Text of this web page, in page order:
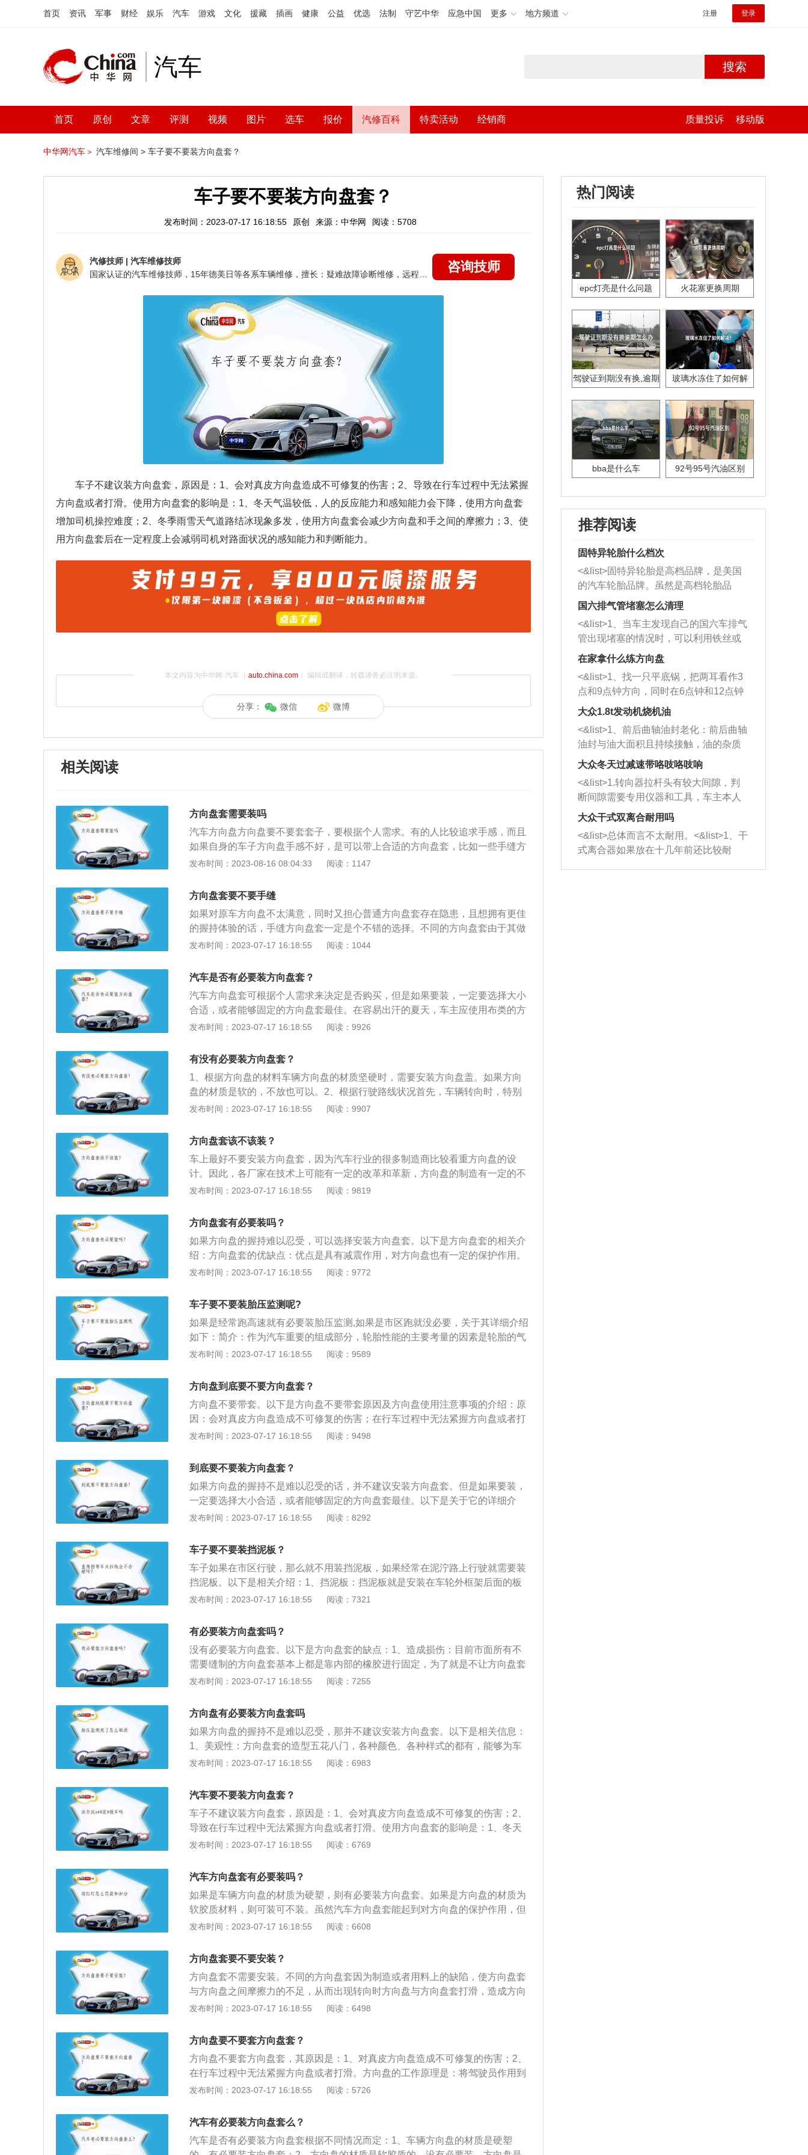
首页 资讯 军事 财经 娱乐 汽车 游戏 文化 援藏 插画 健康 公益 优选 法制 守艺中华 应急中国 更多 地方频道 注册 登录
汽车 搜索
首页 原创 文章 评测 视频 图片 选车 报价 汽修百科 特卖活动 经销商 质量投诉 移动版
中华网汽车＞ 汽车维修间 > 车子要不要装方向盘套？
车子要不要装方向盘套？
发布时间：2023-07-17 16:18:55 原创 来源：中华网 阅读：5708
汽修技师 | 汽车维修技师
咨询技师
车子不建议装方向盘套，原因是：1、会对真皮方向盘造成不可修复的伤害；2、导致在行车过程中无法紧握
方向盘或者打滑。使用方向盘套的影响是：1、冬天气温较低，人的反应能力和感知能力会下降，使用方向盘套
增加司机操控难度；2、冬季雨雪天气道路结冰现象多发，使用方向盘套会减少方向盘和手之间的摩擦力；3、使
用方向盘套后在一定程度上会减弱司机对路面状况的感知能力和判断能力。
本文内容为中华网·汽车（ auto.china.com）编辑或翻译，转载请务必注明来源。
分享： 微信 微博
相关阅读
方向盘套需要装吗
汽车方向盘方向盘要不要套套子，要根据个人需求。有的人比较追求手感，而且
如果自身的车子方向盘手感不好，是可以带上合适的方向盘套，比如一些手缝方
向盘套，质量和手感都比较不错。如果是新车，其实大多数新车都不需要戴上方
向盘套就比较多余了，可能会影响到手感，而且买了劣质的方向盘套的话可能会
了，这种情况下可以重新换一个方向盘或者是选择装上方向盘套。注意对于汽车
方向盘套，不要选择那种容易打滑的方向盘套，比如毛茸茸类型的方向盘套，有
一些女生特别喜欢这样的装饰，其实是非常危险的，可以选择真皮防打滑的方向
发布时间：2023-08-16 08:04:33 阅读：1147
方向盘套要不要手缝
如果对原车方向盘不太满意，同时又担心普通方向盘套存在隐患，且想拥有更佳
的握持体验的话，手缝方向盘套一定是个不错的选择。不同的方向盘套由于其做
工和用料方面的缺陷，容易造成方向盘套与方向盘之间因摩擦力不足，而出现打
制，包裹在方向盘上相当的紧实，同时在方向盘三、六、九点钟位置的缝制，也
能起到极大的定位作用，所以手缝方向盘套不存在类似于普通方向盘套的安全隐
患。而且，其握持感更好，外观也更为精美、大气，在车内不仅不会产生廉价
感，反而能够提升整车的品质。
发布时间：2023-07-17 16:18:55 阅读：1044
汽车是否有必要装方向盘套？
汽车方向盘套可根据个人需求来决定是否购买，但是如果要装，一定要选择大小
合适，或者能够固定的方向盘套最佳。在容易出汗的夏天，车主应使用布类的方
向盘套，布类有很好的吸汗功能，防止手出汗时打滑。而到了寒冷的冬天，应使
盘套的好处：方向盘套的造型五花八门，各种颜色、各种样式的都有，能够增加
本，反应在方向盘上就是廉价的材质以及不太舒适的握感，而方向盘套的出现，
便可以极大的改善这一问题，能够增加方向盘的持握感；减震、防滑、卫生。方
向盘套的坏处：对真皮方向盘造成不可修复的伤害；导致在行车过程中无法紧握
位移对汽车驾驶有影响；过厚方向盘套还会阻碍驾驶员操作等。
发布时间：2023-07-17 16:18:55 阅读：9926
有没有必要装方向盘套？
1、根据方向盘的材料车辆方向盘的材质坚硬时，需要安装方向盘盖。如果方向
盘的材质是软的，不放也可以。2、根据行驶路线状况首先，车辆转向时，特别
是在非铺路路面或施工现场路面车辆行驶中的转向时，需要安装1个。因为车辆
会回到一定的反方向。安装方向盘盖后，两手握住方向盘的摩擦力增加，有利于
车辆方向的控制。3、根据车辆使用频度的高低和自身的特征车辆使用频率高的
情况下，为了不让方向盘打磨，需要安装方向盘护罩进行保护。另外，如果你
是“汗手”的话，需要安装棉质的把手套。这样可以吸收双手的汗，防止手在转向
车时滑动，提高方向盘的握力和方向盘的正确性。总的来说，方向盘的主要作用
还进行了一层包，有的还模仿皮，用真皮或其他材料进行了西装，装不装取决于
方向盘原厂的材质和材料如果原厂方向盘不好，防滑性和软减震耐磨性都不好，
转向时易滑，需要安装方向盘套。如果原厂方向盘各方面都好，就不必装上方向
发布时间：2023-07-17 16:18:55 阅读：9907
方向盘套该不该装？
车上最好不要安装方向盘套，因为汽车行业的很多制造商比较看重方向盘的设
计。因此，各厂家在技术上可能有一定的改革和革新，方向盘的制造有一定的不
同。另外，保护套作为汽车行业的副业，制造商可能不会下太大功夫，有可能是
装大的保护套，不是完全的贴合。开车的时候，方向盘的反应可能会变迟钝，有
发布时间：2023-07-17 16:18:55 阅读：9819
方向盘套有必要装吗？
如果方向盘的握持难以忍受，可以选择安装方向盘套。以下是方向盘套的相关介
绍：方向盘套的优缺点：优点是具有减震作用，对方向盘也有一定的保护作用。
缺点则是不需要缝制的方向盘套靠橡胶固定，对于原本的真皮方向盘会造成无法
应用：目前手缝方向盘已经成为一种主流，它规避了传统的方向盘套移位和手感
一般的缺点，但需要手工缝制，有一定的操作难度，并且价格偏高。
发布时间：2023-07-17 16:18:55 阅读：9772
车子要不要装胎压监测呢?
如果是经常跑高速就有必要装胎压监测,如果是市区跑就没必要，关于其详细介绍
如下：简介：作为汽车重要的组成部分，轮胎性能的主要考量的因素是轮胎的气
压，轮胎的气压过低或者过高都会影响轮胎的使用性能并且降低其使用寿命，最
致其转速比其他车轮快。通过比较轮胎之间的转速差别,以达到监视胎压的目的。
发布时间：2023-07-17 16:18:55 阅读：9589
方向盘到底要不要方向盘套？
方向盘不要带套。以下是方向盘不要带套原因及方向盘使用注意事项的介绍：原
因：会对真皮方向盘造成不可修复的伤害；在行车过程中无法紧握方向盘或者打
滑。使用注意事项：不能双手同时脱离方向盘；左右手放在方向盘上的位置不要
应；不能将手从方向盘的内侧握住方向盘；汽车停止不动时不要转动方向盘避免
造成转向系统损坏和轮胎磨损。
发布时间：2023-07-17 16:18:55 阅读：9498
到底要不要装方向盘套？
如果方向盘的握持不是难以忍受的话，并不建议安装方向盘套。但是如果要装，
一定要选择大小合适，或者能够固定的方向盘套最佳。以下是关于它的详细介
绍：介绍一：方向盘套的造型五花八门，各种颜色、各种样式的都有，能够为车
厂家会尽可能的压缩成本，反映在方向盘上就是廉价的材质以及不太舒适的握
感，而方向盘套的出现，便可以极大的改善这一问题。
发布时间：2023-07-17 16:18:55 阅读：8292
车子要不要装挡泥板？
车子如果在市区行驶，那么就不用装挡泥板，如果经常在泥泞路上行驶就需要装
挡泥板。以下是相关介绍：1、挡泥板：挡泥板就是安装在车轮外框架后面的板
式结构，通常为优质橡胶材质制造，也有采用工程塑料。挡泥板通常安装在自行
作用：主要作用是为了防止一些泥土溅到车身或人身上，导致车身或人身不美
发布时间：2023-07-17 16:18:55 阅读：7321
有必要装方向盘套吗？
没有必要装方向盘套。以下是方向盘套的缺点：1、造成损伤：目前市面所有不
需要缝制的方向盘套基本上都是靠内部的橡胶进行固定，为了就是不让方向盘套
移动，而在使用过程中这样的设计会对真皮方向盘造成无法修复的损伤。2、无
要手能紧紧地握住方向盘，做出迅速、精准的反应。但如果套上厚厚的方向盘
阻碍驾驶员操作。
发布时间：2023-07-17 16:18:55 阅读：7255
方向盘有必要装方向盘套吗
如果方向盘的握持不是难以忍受，那并不建议安装方向盘套。以下是相关信息：
1、美观性：方向盘套的造型五花八门，各种颜色、各种样式的都有，能够为车
内单调的内饰增添不少的姿色。2、增加握持感：由于某些定位和价格相对较低
适的握感，而方向盘套的出现，便可以极大的改善这一问题。3、方向盘套存在
由于摩擦力的不足，从而出现在握持方向盘套转动方向盘时存在打滑、不跟手的
安全隐患。
发布时间：2023-07-17 16:18:55 阅读：6983
汽车要不要装方向盘套？
车子不建议装方向盘套，原因是：1、会对真皮方向盘造成不可修复的伤害；2、
导致在行车过程中无法紧握方向盘或者打滑。使用方向盘套的影响是：1、冬天
气温较低，人的反应能力和感知能力会下降，使用方向盘套增加司机操控难度；
擦力；3、使用方向盘套后在一定程度上会减弱司机对路面状况的感知能力和判
发布时间：2023-07-17 16:18:55 阅读：6769
汽车方向盘套有必要装吗？
如果是车辆方向盘的材质为硬塑，则有必要装方向盘套。如果是方向盘的材质为
软胶质材料，则可装可不装。虽然汽车方向盘套能起到对方向盘的保护作用，但
在整个驾驶汽车过程中，每个人的手都会出汗，手和方向盘的接触最为频繁，吸
的缺点如下：1、首先，使用方向盘保护套，容易造成的最直接后果就是让方向
难以对方向盘进行掌控。2、其次使用方向盘保护套之后，驾驶人对于方向盘的
感知能力会降低，从而无法实现利用方向盘的震动来对路面情况进行感应的需
求。
发布时间：2023-07-17 16:18:55 阅读：6608
方向盘套要不要安装？
方向盘套不需要安装。不同的方向盘套因为制造或者用料上的缺陷，使方向盘套
与方向盘之间摩擦力的不足，从而出现转向时方向盘与方向盘套打滑，造成方向
盘不跟手，转向不精准等现象，存在极大的安全隐患。安装方向盘套的危害如
固定，方向盘套在方向盘上无法大范围的移动，但会有非常轻微的位移，而这些
复的损伤。2、使用一些带公仔或绒毛比较长的方向盘套，还容易遮挡仪表盘，
影响视线，影响驾驶。
发布时间：2023-07-17 16:18:55 阅读：6498
方向盘要不要套方向盘套？
方向盘不要套方向盘套，其原因是：1、对真皮方向盘造成不可修复的伤害；2、
在行车过程中无法紧握方向盘或者打滑。方向盘的工作原理是：将驾驶员作用到
转向盘边缘上的力转变为转矩后传递给转向轴。方向盘使用的注意事项是：1、
盘转动的幅度、速度要与汽车转弯的角度和车辆行驶的速度相适应；4、不能将
向系统损坏和轮胎磨损。
发布时间：2023-07-17 16:18:55 阅读：5726
汽车有必要装方向盘套么？
汽车是否有必要装方向盘套根据不同情况而定：1、车辆方向盘的材质是硬塑
热门阅读
epc灯亮是什么问题 火花塞更换周期
驾驶证到期没有换,逾期
玻璃水冻住了如何解
bba是什么车 92号95号汽油区别
推荐阅读
固特异轮胎什么档次
<&list>固特异轮胎是高档品牌，是美国
的汽车轮胎品牌。虽然是高档轮胎品
牌，但是中高低端的轮胎都有生产，这
也是为了更好的开拓市场。
国六排气管堵塞怎么清理
<&list>1、当车主发现自己的国六车排气
管出现堵塞的情况时，可以利用铁丝或
者是细棍，直接将杂物给取出来，如果
堵塞情况比较严重，也可以采取应急措
施。 <&list>2、直接利用木棍将所有的
杂物推到排气管里面的位置处，然后将
三元催化器拆解开，就可以将堵塞的东
西取出来。但如果是因为积碳过多引起
的堵塞，就需要将三元催化器泡在草酸
洗剂对堵塞的情况得到解决，将清洗剂
放在燃油箱中，与燃油混合后，车辆启
动时，就可以和汽油一起进入到燃烧
室，最后形成废气排出，就可以让三元
催化器得到清洗，排气管堵塞的情况就
能够得到解决。
在家拿什么练方向盘
<&list>1、找一只平底锅，把两耳看作3
点和9点钟方向，同时在6点钟和12点钟
方向做一个标记。 <&list>2、双手握住
一圈半的练习，往右同样也要打相同的
圈数。 <&list>3、最后强调要反复练
习，这样就可以形成肌肉记忆，在真实
驾驶车辆时，不需要记忆也能打好方
向。
大众1.8t发动机烧机油
<&list>1、前后曲轴油封老化：前后曲轴
油封与油大面积且持续接触，油的杂质
和发动机内持续温度变化使其密封效果
逐渐减弱，导致渗油或漏油。<&list>2、
活塞间隙过大：积碳会使活塞环与缸体
的间隙扩大，导致机油流入燃烧室中，
造成烧机油。<&list>3、机油粘度。使用
机油粘度过小的话，同样会有烧机油现
象，机油粘度过小具有很好的流动性，
大众冬天过减速带咯吱咯吱响
<&list>1.转向器拉杆头有较大间隙，判
断间隙需要专用仪器和工具，车主本人
无法制作，需要将车辆送到修理厂或4s
店；<&list>2.车辆半轴套管防尘罩破
裂，破裂后会出现漏油现象，使半轴磨
损严重，磨损的半轴容易损坏，产生异
响；<&list>3.稳定器的转向胶套和球头
大众干式双离合耐用吗
<&list>总体而言不太耐用。<&list>1、干
式离合器如果放在十几年前还比较耐